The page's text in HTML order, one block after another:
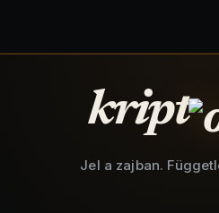
kript
Jel a zajban.